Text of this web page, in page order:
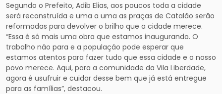
Segundo o Prefeito, Adib Elias, aos poucos toda a cidade
será reconstruída e uma a uma as praças de Catalão serão
reformadas para devolver o brilho que a cidade merece.
“Essa é só mais uma obra que estamos inaugurando. O
trabalho não para e a população pode esperar que
estamos atentos para fazer tudo que essa cidade e o nosso
povo merece. Aqui, para a comunidade da Vila Liberdade,
agora é usufruir e cuidar desse bem que já está entregue
para as famílias”, destacou.